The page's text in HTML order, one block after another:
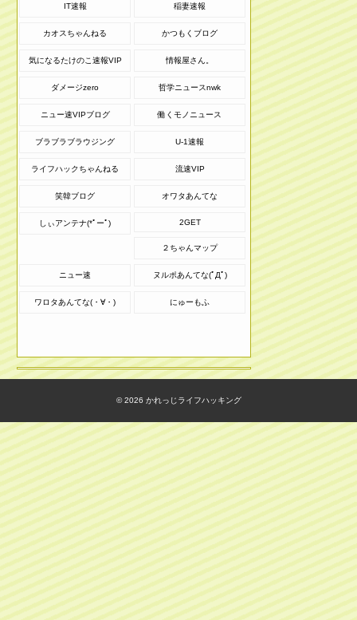
IT速報 稲妻速報
カオスちゃんねる かつもくブログ
気になるたけのこ速報VIP 情報屋さん。
ダメージzero 哲学ニュースnwk
ニュー速VIPブログ 働くモノニュース
ブラブラブラウジング U-1速報
ライフハックちゃんねる 流速VIP
笑韓ブログ オワタあんてな
しぃアンテナ(*ﾟーﾟ) 2GET
２ちゃんマップ
ニュー速 ヌルポあんてな(ﾟДﾟ)
ワロタあんてな(・∀・) にゅーもふ
© 2026 かれっじライフハッキング